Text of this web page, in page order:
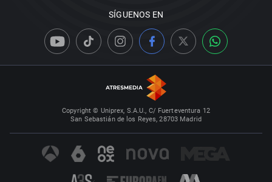
SÍGUENOS EN
Copyright © Uniprex, S.A.U., C/ Fuerteventura 12
San Sebastián de los Reyes, 28703 Madrid